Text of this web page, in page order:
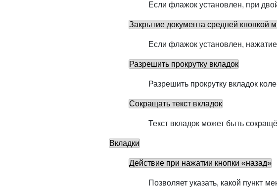
Если флажок установлен, при
Закрытие документа средней кнопкой
Если флажок установлен,
Разрешить прокрутку вкладок
Разрешить прокрутку вкладок
Сокращать текст вкладок
Текст вкладок может быть
Вкладки
Действие при нажатии кнопки «назад»
Позволяет указать, какой пункт